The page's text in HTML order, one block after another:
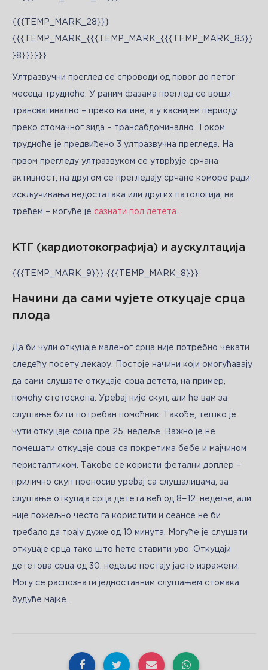
{{{TEMP_MARK_28}}}
{{{TEMP_MARK_{{{TEMP_MARK_{{{TEMP_MARK_83}}
}8}}}}}}
Ултразвучни преглед се спроводи од првог до петог
месеца трудноће. У раним фазама преглед се врши
трансвагинално – преко вагине, а у каснијем периоду
преко стомачног зида – трансабдоминално. Током
трудноће је предвиђено 3 ултразвучна прегледа. На
првом прегледу ултразвуком се утврђује срчана
активност, на другом се прегледају срчане коморе ради
искључивања недостатака или других патологија, на
трећем – могуће је сазнати пол детета
КТГ (кардиотокографија) и аускултација
{{{TEMP_MARK_9}}} {{{TEMP_MARK_8}}}
Начини да сами чујете откуцаје срца
плода
Да би чули откуцаје маленог срца није потребно чекати
следећу посету лекару. Постоје начини који омогућавају
да сами слушате откуцаје срца детета, на пример,
помоћу стетоскопа. Уређај није скуп, али ће вам за
слушање бити потребан помоћник. Такође, тешко је
чути откуцаје срца пре 25. недеље. Важно је не
помешати откуцаје срца са покретима бебе и мајчином
перисталтиком. Такође се користи фетални доплер –
прилично скуп преносив уређај са слушалицама, за
слушање откуцаја срца детета већ од 8−12. недеље, али
није пожељно често га користити и сеансе не би
требало да трају дуже од 10 минута. Могуће је слушати
откуцаје срца тако што ћете ставити уво. Откуцаји
дететова срца од 30. недеље постају јасно изражени.
Могу се распознати једноставним слушањем стомака
будуће мајке.